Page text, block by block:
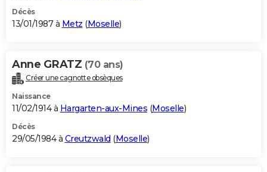
Décès
13/01/1987 à Metz (Moselle)
Anne GRATZ (70 ans)
Créer une cagnotte obsèques
Naissance
11/02/1914 à Hargarten-aux-Mines (Moselle)
Décès
29/05/1984 à Creutzwald (Moselle)